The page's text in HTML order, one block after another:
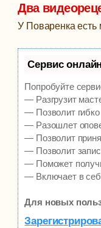
Два
У Поваренка есть
Сервис
Попробуйте
— Разгрузит
— Позволит гибко
— Разошлет
— Позволит
— Позволит
— Поможет
— Включает в
Для новых